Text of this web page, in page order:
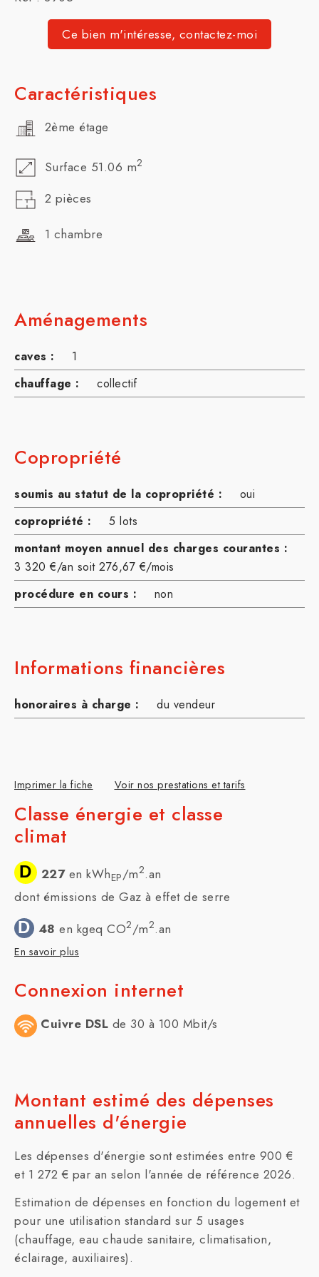
Ce bien m'intéresse, contactez-moi
Caractéristiques
2ème étage
Surface 51.06 m2
2 pièces
1 chambre
Aménagements
caves :
1
chauffage :
collectif
Copropriété
soumis au statut de la copropriété :
oui
copropriété :
5 lots
montant moyen annuel des charges courantes :
3 320 €/an soit 276,67 €/mois
procédure en cours :
non
Informations financières
honoraires à charge : du vendeur
Imprimer la fiche Voir nos prestations et tarifs
Classe énergie et classe
climat
D 227en kWhEP/m2.an
dont émissions de Gaz à effet de serre
D 48 en kgeq CO2/m2.an
En savoir plus
Connexion internet
Cuivre DSL de 30 à 100 Mbit/s
Montant estimé des dépenses
annuelles d'énergie
Les dépenses d'énergie sont estimées entre 900 €
et 1 272 € par an selon l'année de référence 2026.
Estimation de dépenses en fonction du logement et
pour une utilisation standard sur 5 usages
(chauffage, eau chaude sanitaire, climatisation,
éclairage, auxiliaires).